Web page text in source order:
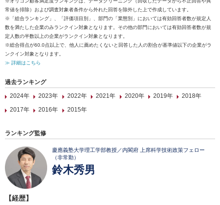
常値を排除）および調査対象者条件から外れた回答を除外した上で作成しています。
※「総合ランキング」、「評価項目別」、部門の「業態別」においては有効回答者数が規定人
数を満たした企業のみランクイン対象となります。その他の部門においては有効回答者数が規
定人数の半数以上の企業がランクイン対象となります。
※総合得点が60.0点以上で、他人に薦めたくないと回答した人の割合が基準値以下の企業がラ
ンクイン対象となります。
≫ 詳細はこちら
過去ランキング
2024年
2023年 2022年 2021年 2020年 2019年
2018年
2017年
2016年 2015年
ランキング監修
慶應義塾大学理工学部教授／内閣府 上席科学技術政策フェロー
（非常勤）
鈴木秀男
【経歴】